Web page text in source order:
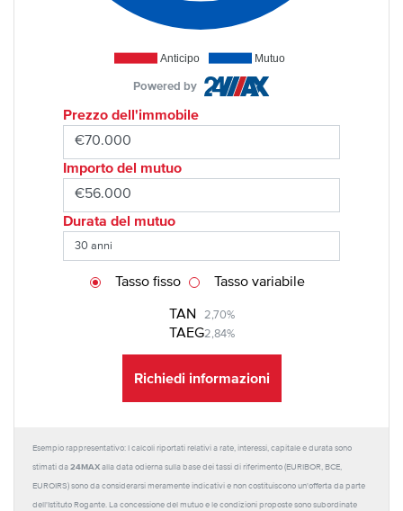
Anticipo Mutuo
Powered by
Prezzo dell'immobile
Importo del mutuo
Durata del mutuo
TAN 2,70%
TAEG2,84%
Tasso fisso Tasso variabile
Richiedi informazioni
Esempio rappresentativo: I calcoli riportati relativi a rate, interessi, capitale e durata sono
stimati da 24MAX alla data odierna sulla base dei tassi di riferimento (EURIBOR, BCE,
EUROIRS) sono da considerarsi meramente indicativi e non costituiscono un'offerta da parte
dell'Istituto Rogante. La concessione del mutuo e le condizioni proposte sono subordinate